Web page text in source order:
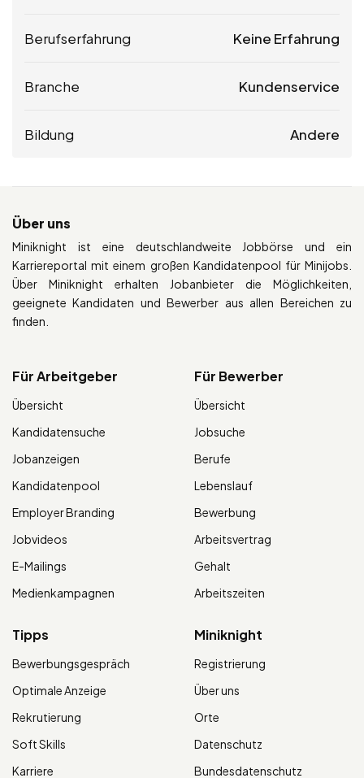
Berufserfahrung Keine Erfahrung
Branche Kundenservice
Bildung Andere
Über uns
Miniknight ist eine deutschlandweite Jobbörse und ein
Karriereportal mit einem großen Kandidatenpool für Minijobs.
Über Miniknight erhalten Jobanbieter die Möglichkeiten,
geeignete Kandidaten und Bewerber aus allen Bereichen zu
finden.
Für Arbeitgeber
Übersicht
Kandidatensuche
Jobanzeigen
Kandidatenpool
Employer Branding
Jobvideos
E-Mailings
Medienkampagnen
Für Bewerber
Übersicht
Jobsuche
Berufe
Lebenslauf
Bewerbung
Arbeitsvertrag
Gehalt
Arbeitszeiten
Tipps
Bewerbungsgespräch
Optimale Anzeige
Rekrutierung
Soft Skills
Karriere
Miniknight
Registrierung
Über uns
Orte
Datenschutz
Bundesdatenschutz